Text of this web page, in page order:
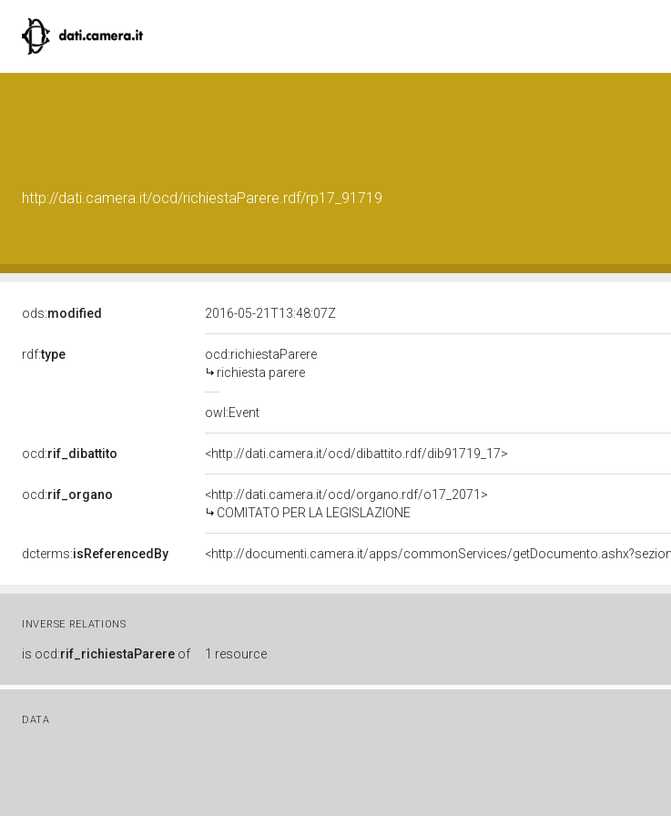
http://dati.camera.it/ocd/richiestaParere.rdf/rp17_91719
ods:modified 2016-05-21T13:48:07Z
rdf:type
ocd:richiestaParere
richiesta parere
owl:Event
ocd:rif_dibattito <http://dati.camera.it/ocd/dibattito.rdf/dib91719_17>
ocd:rif_organo
<http://dati.camera.it/ocd/organo.rdf/o17_2071>
COMITATO PER LA LEGISLAZIONE
dcterms:isReferencedBy
INVERSE RELATIONS
is ocd:rif_richiestaParere of 1 resource
DATA